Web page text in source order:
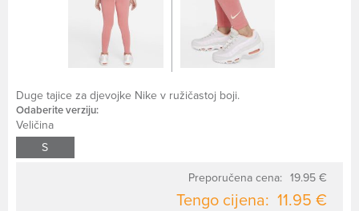
Duge tajice za djevojke Nike v ružičastoj boji.
Odaberite verziju:
Veličina
S
Preporučena cena: 19.95 €
Tengo cijena: 11.95 €